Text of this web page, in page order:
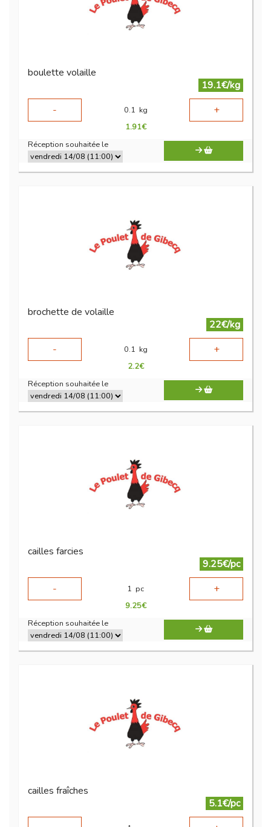
boulette volaille
19.1€/kg
-
0.1 kg +
1.91€
Réception souhaitée le
brochette de volaille
22€/kg
-
0.1 kg +
2.2€
Réception souhaitée le
cailles farcies
9.25€/pc
-
1 pc +
9.25€
Réception souhaitée le
cailles fraîches
5.1€/pc